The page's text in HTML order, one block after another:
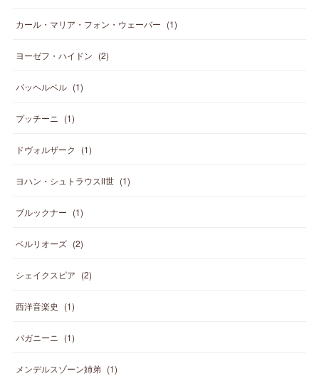
カール・マリア・フォン・ウェーバー (1)
ヨーゼフ・ハイドン (2)
パッヘルベル (1)
プッチーニ (1)
ドヴォルザーク (1)
ヨハン・シュトラウスⅡ世 (1)
ブルックナー (1)
ベルリオーズ (2)
シェイクスピア (2)
西洋音楽史 (1)
パガニーニ (1)
メンデルスゾーン姉弟 (1)